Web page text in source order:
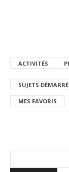
ACTIVITÉS
SUJETS
MES FAVORIS